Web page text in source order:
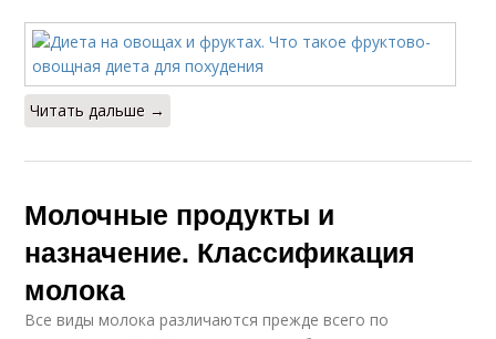
Читать дальше →
Молочные продукты и
назначение. Классификация
молока
Все виды молока различаются прежде всего по